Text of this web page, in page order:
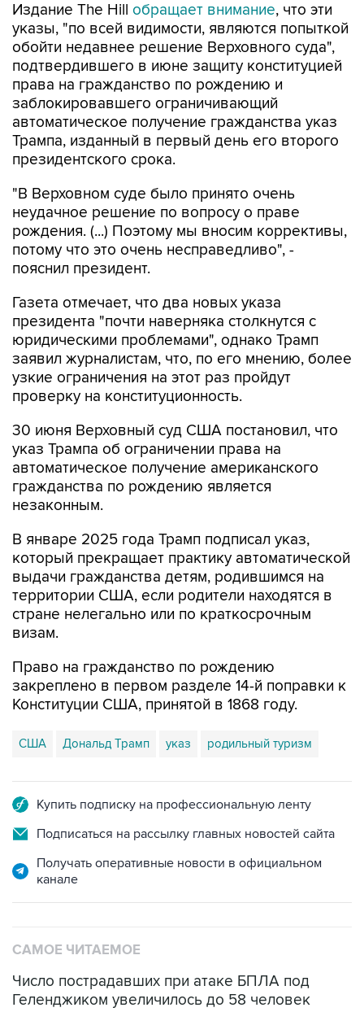
Издание The Hill обращает внимание, что эти
указы, "по всей видимости, являются попыткой
обойти недавнее решение Верховного суда",
подтвердившего в июне защиту конституцией
права на гражданство по рождению и
заблокировавшего ограничивающий
автоматическое получение гражданства указ
Трампа, изданный в первый день его второго
президентского срока.
"В Верховном суде было принято очень
неудачное решение по вопросу о праве
рождения. (...) Поэтому мы вносим коррективы,
потому что это очень несправедливо", -
пояснил президент.
Газета отмечает, что два новых указа
президента "почти наверняка столкнутся с
юридическими проблемами", однако Трамп
заявил журналистам, что, по его мнению, более
узкие ограничения на этот раз пройдут
проверку на конституционность.
30 июня Верховный суд США постановил, что
указ Трампа об ограничении права на
автоматическое получение американского
гражданства по рождению является
незаконным.
В январе 2025 года Трамп подписал указ,
который прекращает практику автоматической
выдачи гражданства детям, родившимся на
территории США, если родители находятся в
стране нелегально или по краткосрочным
визам.
Право на гражданство по рождению
закреплено в первом разделе 14-й поправки к
Конституции США, принятой в 1868 году.
США Дональд Трамп указ родильный туризм
Купить подписку на профессиональную ленту
Подписаться на рассылку главных новостей сайта
Получать оперативные новости в официальном
канале
САМОЕ ЧИТАЕМОЕ
Число пострадавших при атаке БПЛА под
Геленджиком увеличилось до 58 человек